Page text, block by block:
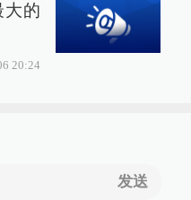
的
20:24
发送